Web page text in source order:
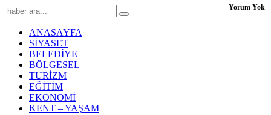
ANASAYFA
SİYASET
BELEDİYE
BÖLGESEL
TURİZM
EĞİTİM
EKONOMİ
KENT – YAŞAM
Yorum Yok